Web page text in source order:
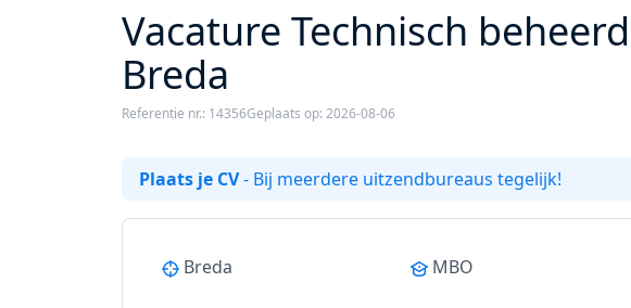
Vacature Technisch
Breda
Referentie nr.: 14356Geplaats op: 2026-08-06
Plaats je CV- Bij meerdere uitzendbureaus tegelijk!
Breda MBO